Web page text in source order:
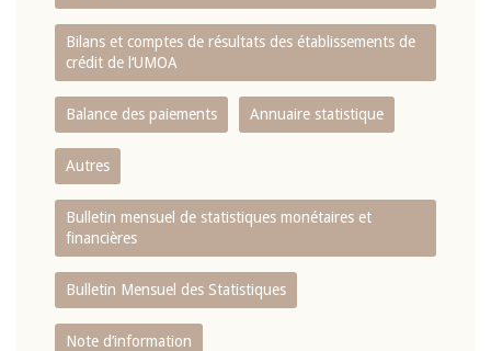
Bilans et comptes de résultats des établissements de
crédit de l‘UMOA
Balance des paiements Annuaire statistique
Autres
Bulletin mensuel de statistiques monétaires et
financières
Bulletin Mensuel des Statistiques
Note d’information